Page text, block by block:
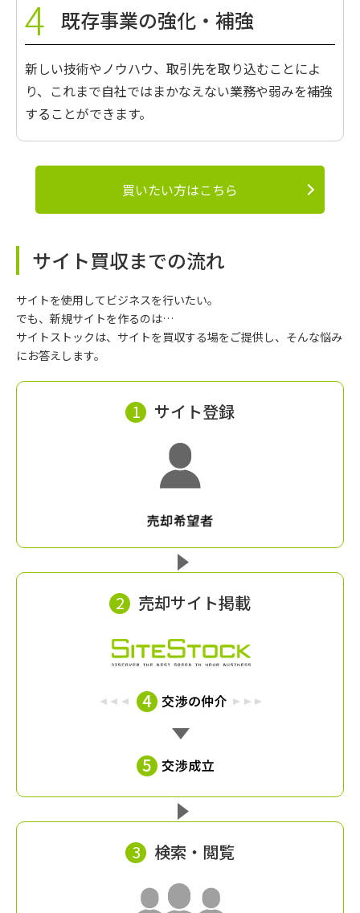
既存事業の強化・補強
新しい技術やノウハウ、取引先を取り込むことによ
り、これまで自社ではまかなえない業務や弱みを補強
することができます。
買いたい方はこちら
サイト買収までの流れ
サイトを使用してビジネスを行いたい。
でも、新規サイトを作るのは…
サイトストックは、サイトを買収する場をご提供し、そんな悩み
にお答えします。
1 サイト登録
2 売却サイト掲載
3 検索・閲覧